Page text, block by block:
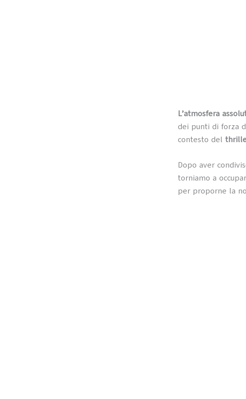
L’atmosfera
dei punti di forza
contesto del
Dopo aver
torniamo a
per proporne la